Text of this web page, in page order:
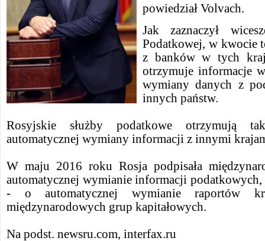
powiedział Volvach.
Jak zaznaczył
Podatkowej, w kwocie
z banków w tych
otrzymuje informacje
wymiany danych z
innych państw.
Rosyjskie służby podatkowe otrzymują
automatycznej wymiany informacji z innymi
W maju 2016 roku Rosja podpisała
automatycznej wymianie informacji
- o automatycznej wymianie raportów
międzynarodowych grup kapitałowych.
Na podst. newsru.com, interfax.ru